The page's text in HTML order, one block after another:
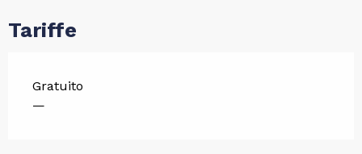
Tariffe
Gratuito
—